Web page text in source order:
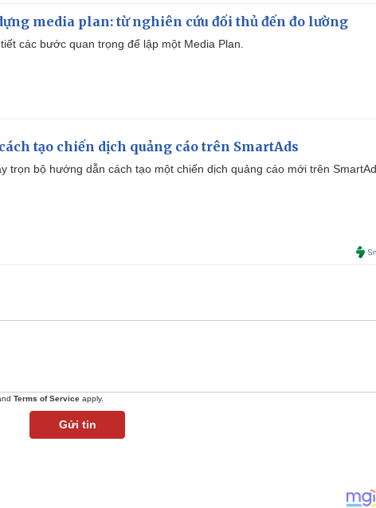
media plan: từ nghiên cứu đối thủ đến đo lường
các bước quan trọng để lập một Media Plan.
tạo chiến dịch quảng cáo trên SmartAds
trọn bộ hướng dẫn cách tạo một chiến dịch quảng cáo mới trên
Terms of Service apply.
Gửi tin